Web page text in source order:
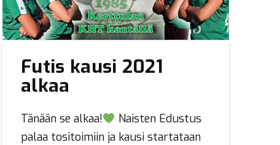
Futis kausi 2021
alkaa
Tänään se alkaa!
Naisten Edustus
palaa tositoimiin ja kausi startataan